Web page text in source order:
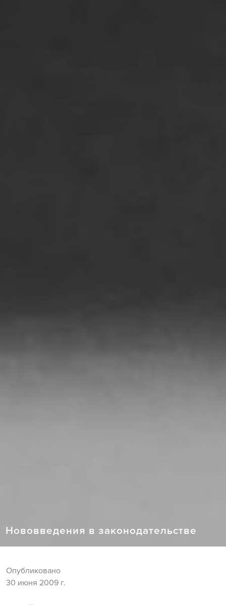
Нововведения в законодательстве
Опубликовано
30 июня 2009 г.